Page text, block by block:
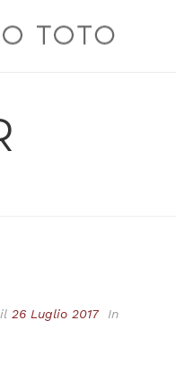
26 Luglio 2017 In